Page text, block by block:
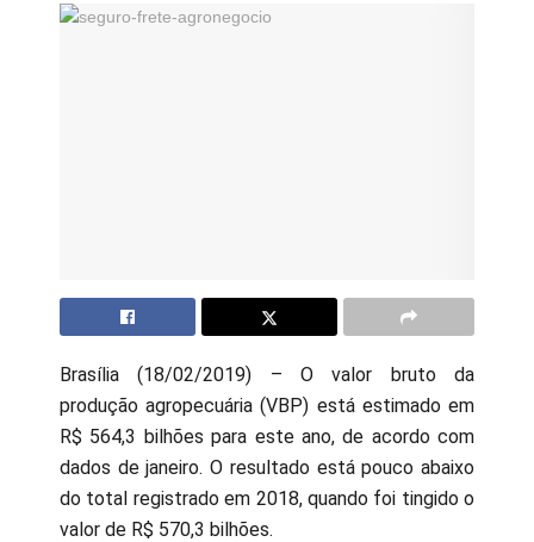
Brasília (18/02/2019) – O valor bruto da
produção agropecuária (VBP) está estimado em
R$ 564,3 bilhões para este ano, de acordo com
dados de janeiro. O resultado está pouco abaixo
do total registrado em 2018, quando foi tingido o
valor de R$ 570,3 bilhões.